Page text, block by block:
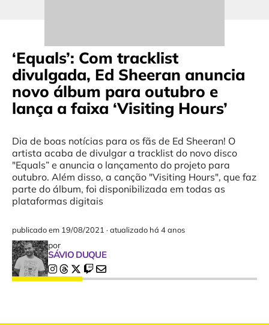
‘Equals’: Com tracklist
divulgada, Ed Sheeran anuncia
novo álbum para outubro e
lança a faixa ‘Visiting Hours’
Dia de boas notícias para os fãs de Ed Sheeran! O
artista acaba de divulgar a tracklist do novo disco
"Equals” e anuncia o lançamento do projeto para
outubro. Além disso, a canção "Visiting Hours", que faz
parte do álbum, foi disponibilizada em todas as
plataformas digitais
publicado em 19/08/2021 ·atualizado há 4 anos
por
SÁVIO DUQUE